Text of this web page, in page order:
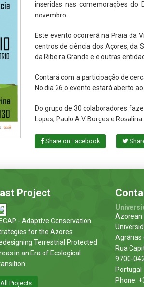
inseridas nas comemorações do
novembro.
Este evento ocorrerá na Praia da
centros de ciência dos Açores, da
da Ribeira Grande e e outras
Contará com a participação de
No dia 26 o evento estará aberto
Do grupo de 30 colaboradores
Lopes, Paulo A.V. Borges e Rosalina
Share on Facebook
Project
- Adaptive Conservation
for the Azores:
Terrestrial Protected
in an Era of Ecological
All Projects
Azorean
Agrárias
Rua
9700-
Portugal
Phone.